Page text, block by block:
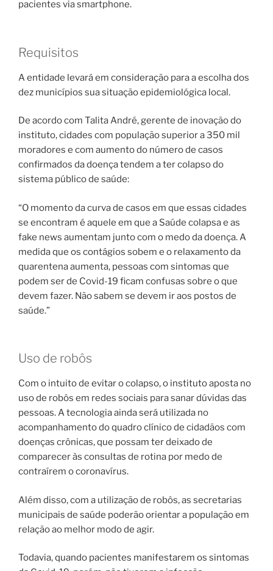
pacientes via smartphone.
Requisitos
A entidade levará em consideração para a escolha dos
dez municípios sua situação epidemiológica local.
De acordo com Talita André, gerente de inovação do
instituto, cidades com população superior a 350 mil
moradores e com aumento do número de casos
confirmados da doença tendem a ter colapso do
sistema público de saúde:
“O momento da curva de casos em que essas cidades
se encontram é aquele em que a Saúde colapsa e as
fake news aumentam junto com o medo da doença. A
medida que os contágios sobem e o relaxamento da
quarentena aumenta, pessoas com sintomas que
podem ser de Covid-19 ficam confusas sobre o que
devem fazer. Não sabem se devem ir aos postos de
saúde.”
Uso de robôs
Com o intuito de evitar o colapso, o instituto aposta no
uso de robôs em redes sociais para sanar dúvidas das
pessoas. A tecnologia ainda será utilizada no
acompanhamento do quadro clínico de cidadãos com
doenças crônicas, que possam ter deixado de
comparecer às consultas de rotina por medo de
contraírem o coronavírus.
Além disso, com a utilização de robôs, as secretarias
municipais de saúde poderão orientar a população em
relação ao melhor modo de agir.
Todavia, quando pacientes manifestarem os sintomas